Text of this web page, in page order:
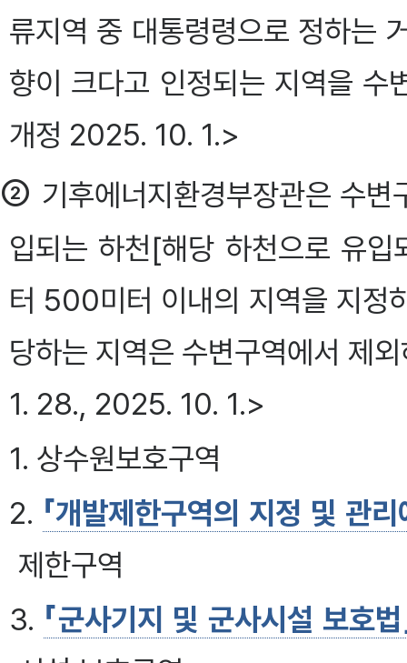
류지역 중 대통령령으로 정하는
향이 크다고 인정되는 지역을 수
개정 2025. 10. 1.>
② 기후에너지환경부장관은 수
입되는 하천[해당 하천으로 유
터 500미터 이내의 지역을 지정
당하는 지역은 수변구역에서 제
1. 28., 2025. 10. 1.>
1. 상수원보호구역
2. 「개발제한구역의 지정 및 관
제한구역
3. 「군사기지 및 군사시설 보호